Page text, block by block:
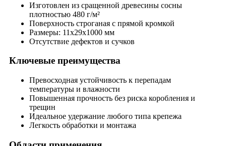
Изготовлен из сращенной древесины сосны
плотностью 480 г/м²
Поверхность строганая с прямой кромкой
Размеры: 11х29х1000 мм
Отсутствие дефектов и сучков
Ключевые преимущества
Превосходная устойчивость к перепадам
температуры и влажности
Повышенная прочность без риска коробления и
трещин
Идеальное удержание любого типа крепежа
Легкость обработки и монтажа